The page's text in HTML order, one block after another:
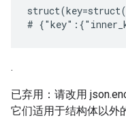
.
已弃用：请改用
它们适用于结构体以外